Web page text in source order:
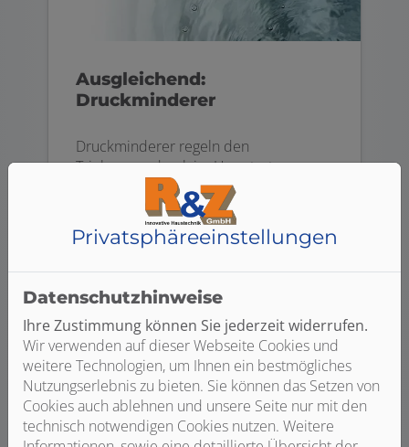
Ausgleichend:
Druckminderer
Druckminderer regeln den
Trinkwasserdruck im Haus trotz
unterschiedlicher Drücke auf der
Eingangsseite auf ein gleichmäßiges
Niveau. Das ist wichtig, denn ein zu
hoher Druck wirkt sich negativ auf den
Wasserverbrauch und die
Geräuschentwicklung in den Armaturen
aus. Außerdem werden Schäden durch
Überdruck vermieden, wie z. B.
Rohrbrüche.
Privatsphäre­einstellungen
Datenschutzhinweise
Ihre Zustimmung können Sie jederzeit widerrufen.
Wir verwenden auf dieser Webseite Cookies und
weitere Technologien, um Ihnen ein bestmögliches
Nutzungserlebnis zu bieten. Sie können das Setzen von
Cookies auch ablehnen und unsere Seite nur mit den
technisch notwendigen Cookies nutzen. Weitere